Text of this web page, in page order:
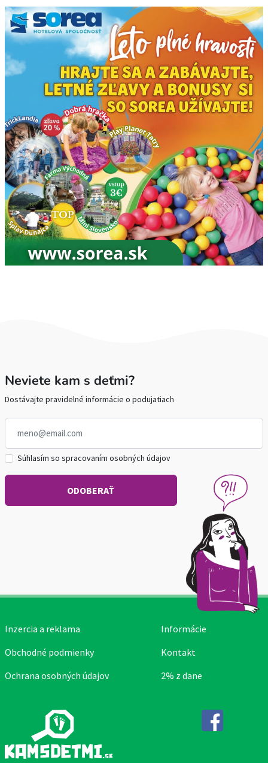
Neviete kam s deťmi?
Dostávajte pravidelné informácie o podujatiach
Súhlasím so spracovaním osobných údajov
Inzercia a reklama
Obchodné podmienky
Ochrana osobných údajov
Informácie
Kontakt
2% z dane